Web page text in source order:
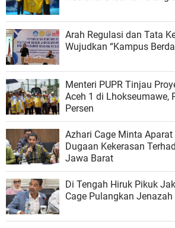
Arah Regulasi dan Tata
Wujudkan “Kampus
Menteri PUPR Tinjau
Aceh 1 di Lhokseumawe,
Persen
Azhari Cage Minta
Dugaan Kekerasan
Jawa Barat
Di Tengah Hiruk Pikuk
Cage Pulangkan Jenazah